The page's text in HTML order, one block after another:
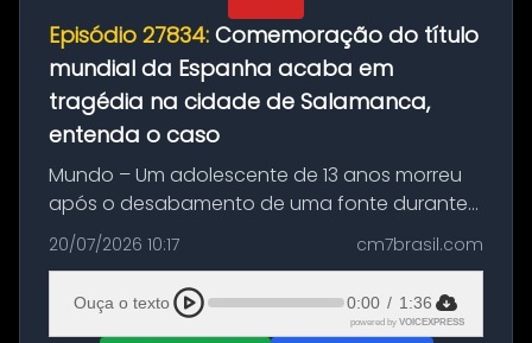
Episódio 27834: Comemoração do título
mundial da Espanha acaba em
tragédia na cidade de Salamanca,
entenda o caso
Mundo – Um adolescente de 13 anos morreu
após o desabamento de uma fonte durante
as comemorações pelo título da Copa do
Mundo conquistado pela Espanha, em
Ciudad Rodrigo, na província de Salamanca,
no...
20/07/2026 10:17 cm7brasil.com
Ouça o texto 0:00 / 1:36
powered by VOICEXPRESS